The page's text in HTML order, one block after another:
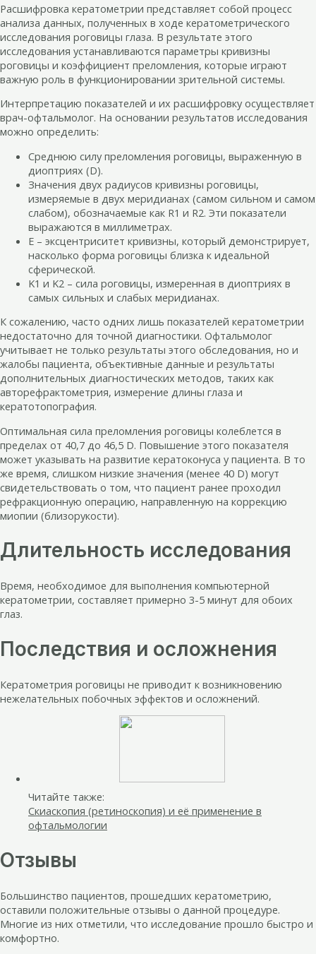
Расшифровка кератометрии представляет собой процесс
анализа данных, полученных в ходе кератометрического
исследования роговицы глаза. В результате этого
исследования устанавливаются параметры кривизны
роговицы и коэффициент преломления, которые играют
важную роль в функционировании зрительной системы.
Интерпретацию показателей и их расшифровку осуществляет
врач-офтальмолог. На основании результатов исследования
можно определить:
Среднюю силу преломления роговицы, выраженную в
диоптриях (D).
Значения двух радиусов кривизны роговицы,
измеряемые в двух меридианах (самом сильном и самом
слабом), обозначаемые как R1 и R2. Эти показатели
выражаются в миллиметрах.
E – эксцентриситет кривизны, который демонстрирует,
насколько форма роговицы близка к идеальной
сферической.
K1 и K2 – сила роговицы, измеренная в диоптриях в
самых сильных и слабых меридианах.
К сожалению, часто одних лишь показателей кератометрии
недостаточно для точной диагностики. Офтальмолог
учитывает не только результаты этого обследования, но и
жалобы пациента, объективные данные и результаты
дополнительных диагностических методов, таких как
авторефрактометрия, измерение длины глаза и
кератотопография.
Оптимальная сила преломления роговицы колеблется в
пределах от 40,7 до 46,5 D. Повышение этого показателя
может указывать на развитие кератоконуса у пациента. В то
же время, слишком низкие значения (менее 40 D) могут
свидетельствовать о том, что пациент ранее проходил
рефракционную операцию, направленную на коррекцию
миопии (близорукости).
Длительность исследования
Время, необходимое для выполнения компьютерной
кератометрии, составляет примерно 3-5 минут для обоих
глаз.
Последствия и осложнения
Кератометрия роговицы не приводит к возникновению
нежелательных побочных эффектов и осложнений.
Читайте также:
Скиаскопия (ретиноскопия) и её применение в
офтальмологии
Отзывы
Большинство пациентов, прошедших кератометрию,
оставили положительные отзывы о данной процедуре.
Многие из них отметили, что исследование прошло быстро и
комфортно.